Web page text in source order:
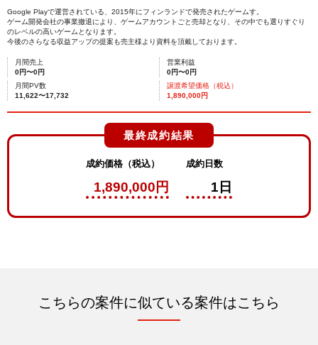
Google Playで運営されている、2015年にフィンランドで発売されたゲームす。
ゲーム開発会社の事業撤退により、ゲームアカウントごと売却となり、その中でも選りすぐり
のレベルの高いゲームとなります。
今後のさらなる収益アップの提案も売主様より資料を頂戴しております。
月間売上
0円〜0円
営業利益
0円〜0円
月間PV数
11,622〜17,732
譲渡希望価格（税込）
1,890,000円
最終成約結果
成約価格（税込）
1,890,000円
成約日数
1日
こちらの案件に似ている案件はこちら